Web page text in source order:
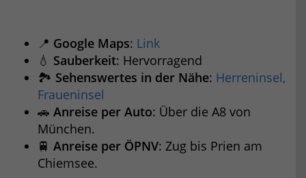
📍 Google Maps: Link
💧 Sauberkeit: Hervorragend
🏞️ Sehenswertes in der Nähe: Herreninsel,
Fraueninsel
🚗 Anreise per Auto: Über die A8 von
München.
🚆 Anreise per ÖPNV: Zug bis Prien am
Chiemsee.